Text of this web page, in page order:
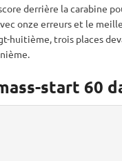
derrière lacarabine
onze erreurs et le
huitième, trois places
start 60